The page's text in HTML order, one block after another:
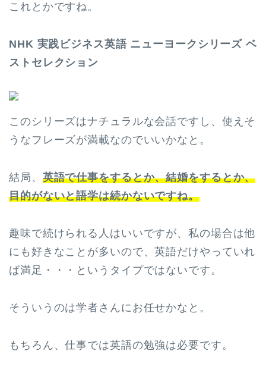
これとかですね。
NHK 実践ビジネス英語 ニューヨークシリーズ ベ
ストセレクション
このシリーズはナチュラルな会話ですし、使えそ
うなフレーズが満載なのでいいかなと。
結局、 英語で仕事をするとか、結婚をするとか、
目的がないと語学は続かないですね。
趣味で続けられる人はいいですが、私の場合は他
にも好きなことが多いので、英語だけやっていれ
ば満足・・・というタイプではないです。
そういうのは学者さんにお任せかなと。
もちろん、仕事では英語の勉強は必要です。